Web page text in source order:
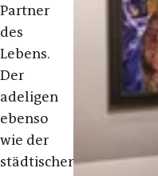
Partner
des
Lebens.
Der
adeligen
ebenso
wie der
städtischen